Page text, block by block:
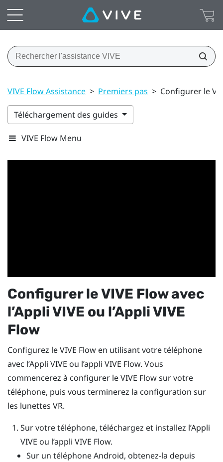
VIVE Flow Assistance > Premiers pas > Configurer le
Téléchargement des guides
VIVE Flow Menu
Configurer leVIVE Flowavec
l’Appli VIVE ou l’Appli VIVE
Flow
Configurez leVIVE Flow en utilisant votre téléphone
avec l’Appli VIVE ou l’appli VIVE Flow. Vous
commencerez à configurer leVIVE Flowsur votre
téléphone, puis vous terminerez la configuration sur
les lunettes VR.
Sur votre téléphone, téléchargez et installez l’Appli
VIVE ou l’appli VIVE Flow.
Sur un téléphoneAndroid, obtenez-la depuis